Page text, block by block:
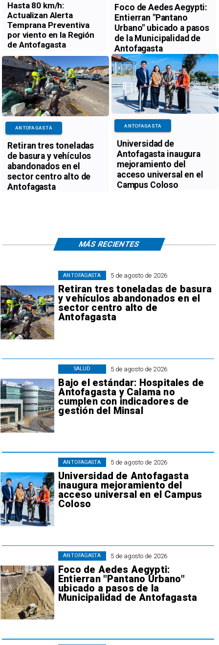
Hasta 80 km/h:
Actualizan Alerta
Temprana Preventiva
por viento en la Región
de Antofagasta
Foco de Aedes Aegypti:
Entierran "Pantano
Urbano" ubicado a pasos
de la Municipalidad de
Antofagasta
Retiran tres toneladas
de basura y vehículos
abandonados en el
sector centro alto de
Antofagasta
ANTOFAGASTA
Universidad de
Antofagasta inaugura
mejoramiento del
acceso universal en el
Campus Coloso
ANTOFAGASTA
5 de agosto de 2026
Retiran tres toneladas de basura
y vehículos abandonados en el
sector centro alto de
Antofagasta
ANTOFAGASTA
5 de agosto de 2026
Bajo el estándar: Hospitales de
Antofagasta y Calama no
cumplen con indicadores de
gestión del Minsal
SALUD
5 de agosto de 2026
Universidad de Antofagasta
inaugura mejoramiento del
acceso universal en el Campus
Coloso
ANTOFAGASTA
5 de agosto de 2026
Foco de Aedes Aegypti:
Entierran "Pantano Urbano"
ubicado a pasos de la
Municipalidad de Antofagasta
ANTOFAGASTA
MÁS RECIENTES